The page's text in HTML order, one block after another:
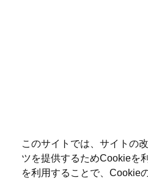
このサイトでは、サイトの
ツを提供するためCookieを
を利用することで、Cookie